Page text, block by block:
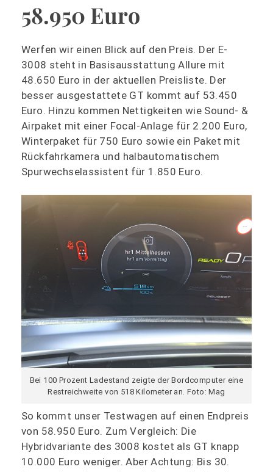
58.950 Euro
Werfen wir einen Blick auf den Preis. Der E-
3008 steht in Basisausstattung Allure mit
48.650 Euro in der aktuellen Preisliste. Der
besser ausgestattete GT kommt auf 53.450
Euro. Hinzu kommen Nettigkeiten wie Sound- &
Airpaket mit einer Focal-Anlage für 2.200 Euro,
Winterpaket für 750 Euro sowie ein Paket mit
Rückfahrkamera und halbautomatischem
Spurwechselassistent für 1.850 Euro.
Bei 100 Prozent Ladestand zeigte der Bordcomputer eine
Restreichweite von 518 Kilometer an. Foto: Mag
So kommt unser Testwagen auf einen Endpreis
von 58.950 Euro. Zum Vergleich: Die
Hybridvariante des 3008 kostet als GT knapp
10.000 Euro weniger. Aber Achtung: Bis 30.